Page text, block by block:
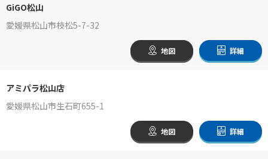
GiGO松山
愛媛県松山市枝松5-7-32
地図 詳細
アミパラ松山店
愛媛県松山市生石町655-1
地図 詳細